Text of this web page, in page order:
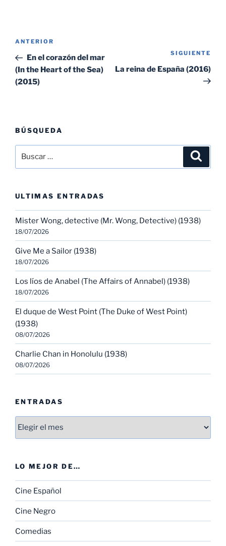
Navegación
entradas
Entrada
anterior:
ANTERIOR
En el corazón del mar
(In the Heart of the Sea)
(2015)
SIGUIENTE
La reina de España (2016)
BÚSQUEDA
por:
ULTIMAS ENTRADAS
Mister Wong, detective (Mr. Wong, Detective) (1938)
18/07/2026
Give Me a Sailor (1938)
18/07/2026
Los líos de Anabel (The Affairs of Annabel) (1938)
18/07/2026
El duque de West Point (The Duke of West Point)
(1938)
08/07/2026
Charlie Chan in Honolulu (1938)
08/07/2026
ENTRADAS
Entradas
LO MEJOR DE…
Cine Español
Cine Negro
Comedias